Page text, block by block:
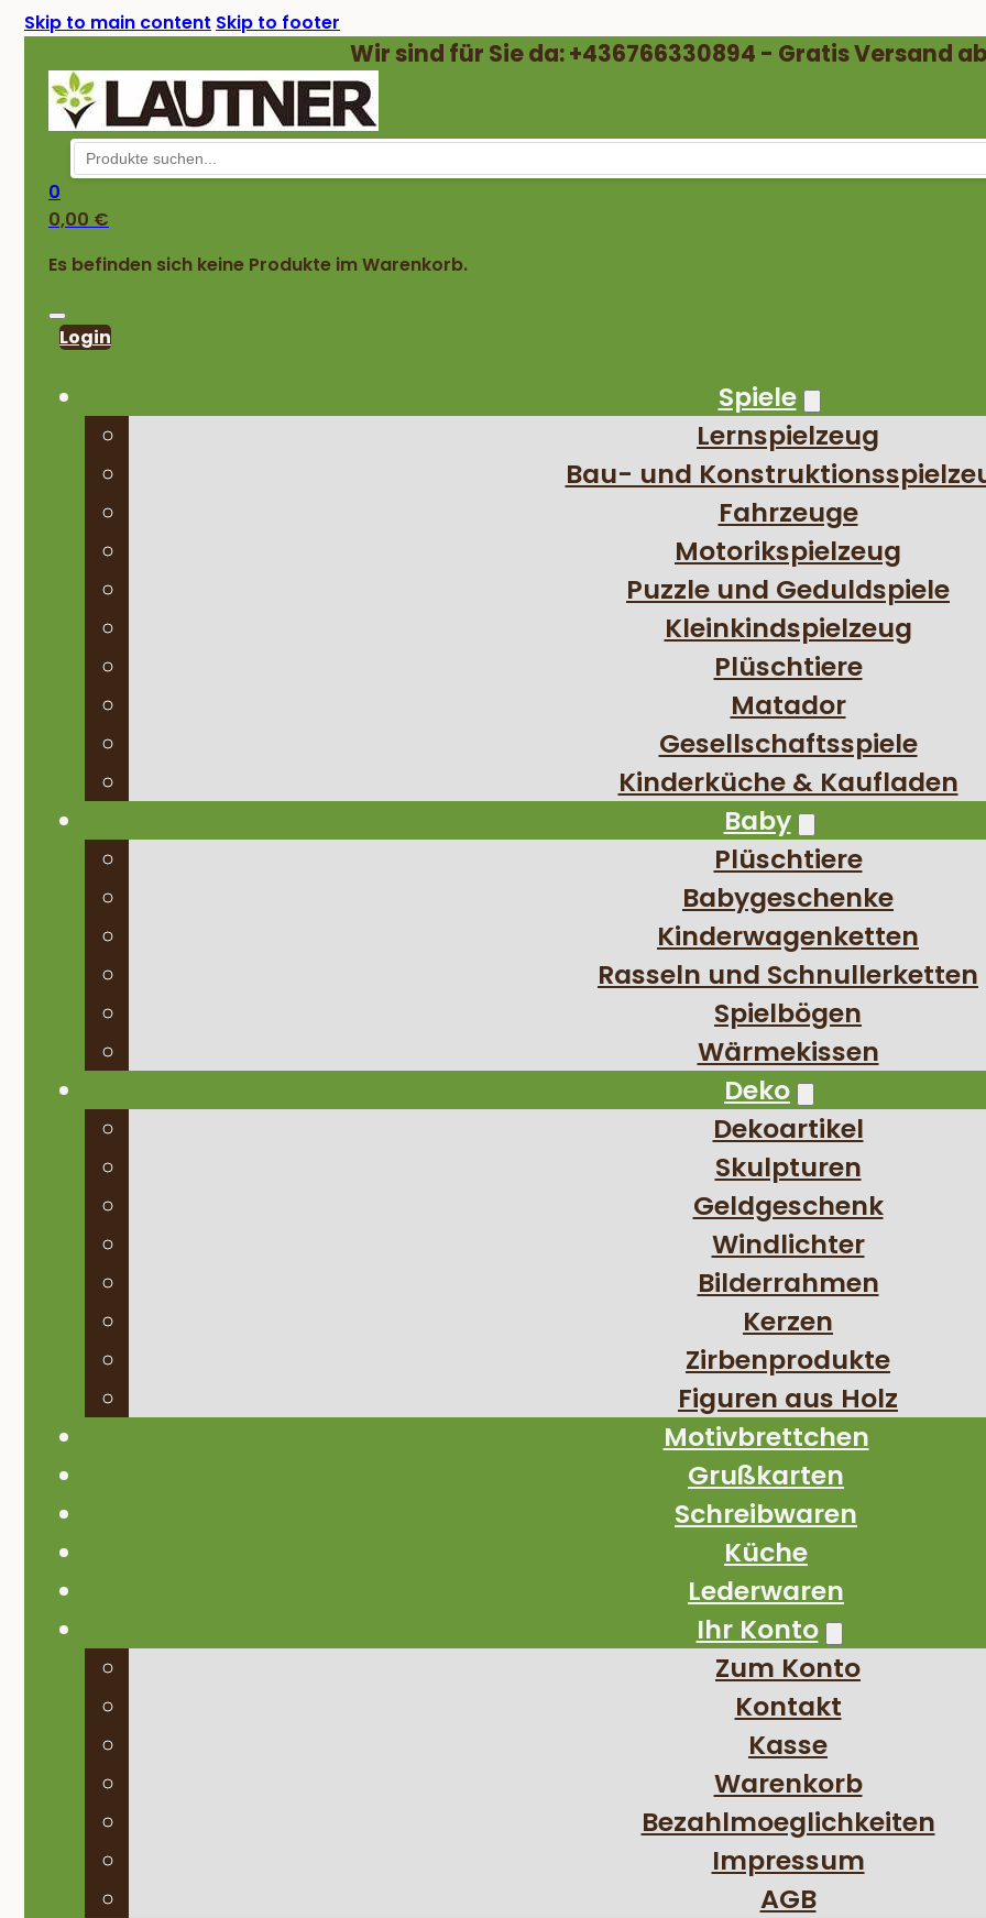
Skip to main content Skip to footer
Wir sind für Sie da: +436766330894 - Gratis Versand
0
0,00 €
Es befinden sich keine Produkte im Warenkorb.
Login
Spiele
Lernspielzeug
Bau- und
Fahrzeuge
Motorikspielzeug
Puzzle und Geduldspiele
Kleinkindspielzeug
Plüschtiere
Matador
Gesellschaftsspiele
Kinderküche & Kaufladen
Baby
Plüschtiere
Babygeschenke
Kinderwagenketten
Rasseln und Schnullerketten
Spielbögen
Wärmekissen
Deko
Dekoartikel
Skulpturen
Geldgeschenk
Windlichter
Bilderrahmen
Kerzen
Zirbenprodukte
Figuren aus Holz
Motivbrettchen
Grußkarten
Schreibwaren
Küche
Lederwaren
Ihr Konto
Zum Konto
Kontakt
Kasse
Warenkorb
Bezahlmoeglichkeiten
Impressum
AGB